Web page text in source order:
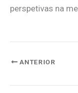
perspetivas na
ANTERIOR